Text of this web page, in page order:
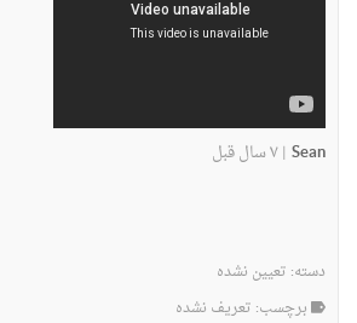
Sean
|۷ سال قبل
دسته: تعیین نشده
برچسب: تعریف نشده